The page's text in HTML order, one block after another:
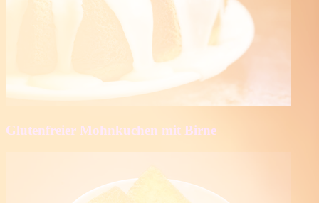
Glutenfreier Mohnkuchen mit Birne